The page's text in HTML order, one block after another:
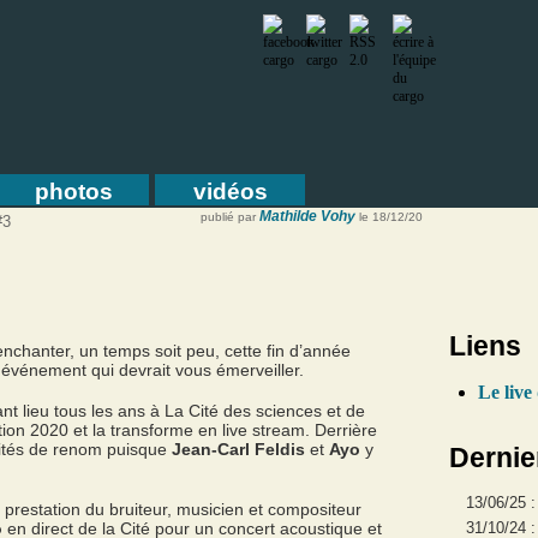
photos vidéos
publié par Mathilde Vohy le 18/12/20
un temps soit peu, cette fin d’année
qui devrait vous émerveiller.
lieu tous les ans à La Cité des sciences et de
2020 et la transforme en live stream. Derrière
de renom puisque Jean-Carl Feldis et Ayo y
du bruiteur, musicien et compositeur
en direct de la Cité pour un concert acoustique et
Liens
Le live
13/06/25
31/10/24